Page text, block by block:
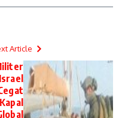
Article
Israel
Kapal